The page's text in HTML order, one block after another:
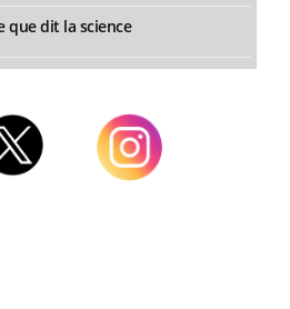
que dit la science